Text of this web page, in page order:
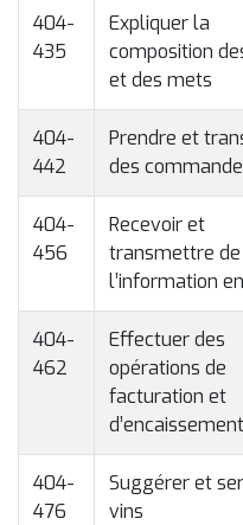
404-
435
Expliquer la
composition
et des mets
404-
442
Prendre et
des
404-
456
Recevoir et
transmettre de
l’information
404-
462
Effectuer des
opérations de
facturation et
d’encaissement
404-
476
Suggérer et
vins